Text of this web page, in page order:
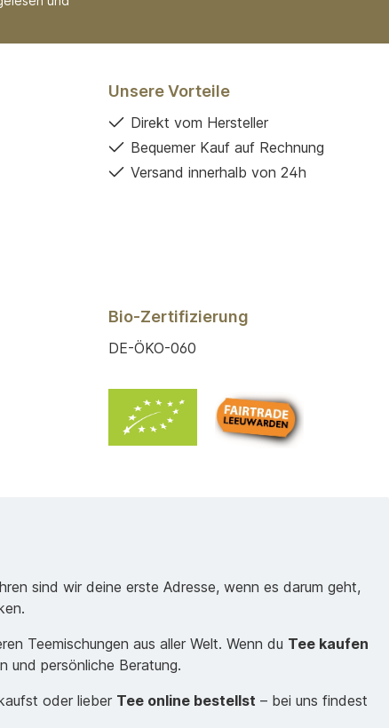
Unsere Vorteile
Direkt vom Hersteller
Bequemer Kauf auf Rechnung
Versand innerhalb von 24h
Bio-Zertifizierung
DE-ÖKO-060
sind wir deine erste Adresse, wenn es darum geht,
Teemischungen aus aller Welt. Wenn du Tee kaufen
und persönliche Beratung.
oder lieber Tee online bestellst – bei uns findest